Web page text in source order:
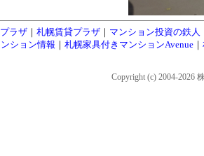
ラザ ｜ 札幌賃貸プラザ ｜ マンション投資の鉄人
ション情報 ｜ 札幌家具付きマンションAvenue｜
Copyright (c) 2004-2026